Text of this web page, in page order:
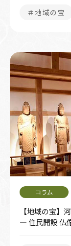
＃地域の宝
【地域の宝】
― 住民開設 仏